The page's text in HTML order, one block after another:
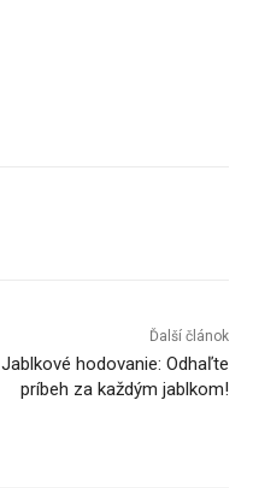
Ďalší článok
Jablkové hodovanie: Odhaľte
príbeh za každým jablkom!